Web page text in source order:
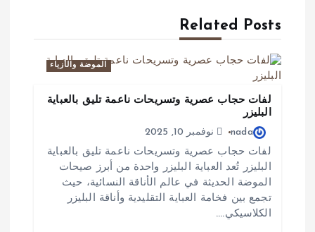
Related Posts
الموضة والأزياء
لفات حجاب عصرية وتسريحات ناعمة تليق بالعباية
البليزر
nada
نوفمبر 10, 2025
لفات حجاب عصرية وتسريحات ناعمة تليق بالعباية
البليزر تُعد العباية البليزر واحدة من أبرز صيحات
الموضة الحديثة في عالم الأناقة النسائية، حيث
تجمع بين فخامة العباية التقليدية وأناقة البليزر
الكلاسيكي.…